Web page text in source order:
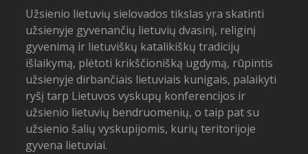
Užsienio lietuvių sielovados tikslas yra skatinti
užsienyje gyvenančių lietuvių dvasinį, religinį
gyvenimą ir lietuviškų katalikiškų tradicijų
išlaikymą, plėtoti krikščionišką ugdymą, rūpintis
užsienyje dirbančiais lietuviais kunigais, palaikyti
ryšį tarp Lietuvos vyskupų konferencijos ir
užsienio lietuvių bendruomenių, o taip pat su
užsienio šalių vyskupijomis, kurių teritorijoje
gyvena lietuviai.